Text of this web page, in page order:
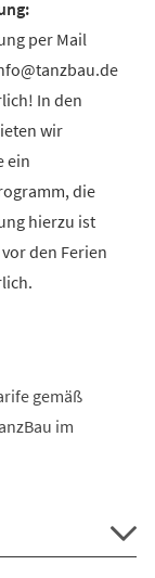
per Mail
In den
wir
ein
die
hierzu ist
den Ferien
gemäß
im